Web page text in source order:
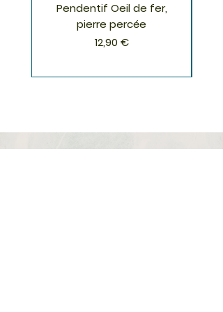
Pendentif Oeil de fer,
pierre percée
Prix
12,90 €
S'inscrire à la Newsletter